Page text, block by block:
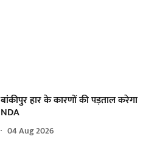
बांकीपुर हार के कारणों की पड़ताल करेगा
NDA
04 Aug 2026